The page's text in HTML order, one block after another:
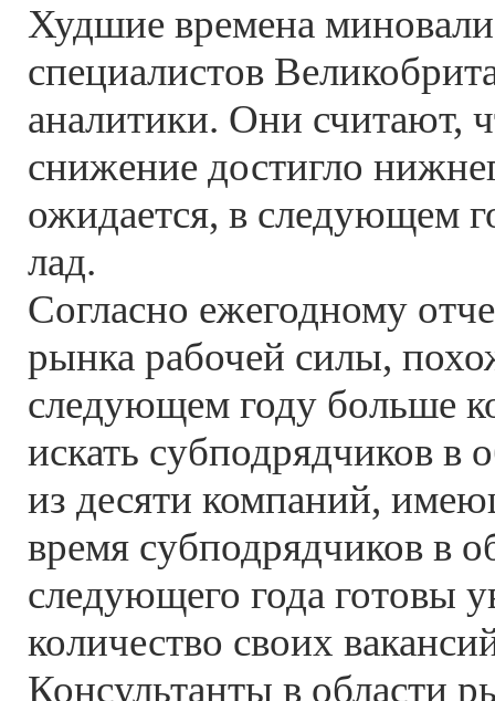
Худшие времена
специалистов
аналитики. Они считают,
снижение достигло
ожидается, в следующем
лад.
Согласно ежегодному
рынка рабочей силы,
следующем году больше
искать субподрядчиков в
из десяти компаний,
время субподрядчиков в
следующего года готовы
количество своих
Консультанты в области